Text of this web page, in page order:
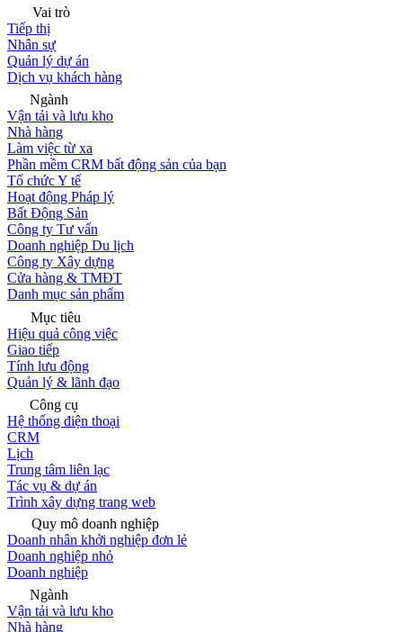
Vai trò
Tiếp thị
Nhân sự
Quản lý dự án
Dịch vụ khách hàng
Ngành
Vận tải và lưu kho
Nhà hàng
Làm việc từ xa
Phần mềm CRM bất động sản của bạn
Tổ chức Y tế
Hoạt động Pháp lý
Bất Động Sản
Công ty Tư vấn
Doanh nghiệp Du lịch
Công ty Xây dựng
Cửa hàng & TMĐT
Danh mục sản phẩm
Mục tiêu
Hiệu quả công việc
Giao tiếp
Tính lưu động
Quản lý & lãnh đạo
Công cụ
Hệ thống điện thoại
CRM
Lịch
Trung tâm liên lạc
Tác vụ & dự án
Trình xây dựng trang web
Quy mô doanh nghiệp
Doanh nhân khởi nghiệp đơn lẻ
Doanh nghiệp nhỏ
Doanh nghiệp
Ngành
Vận tải và lưu kho
Nhà hàng